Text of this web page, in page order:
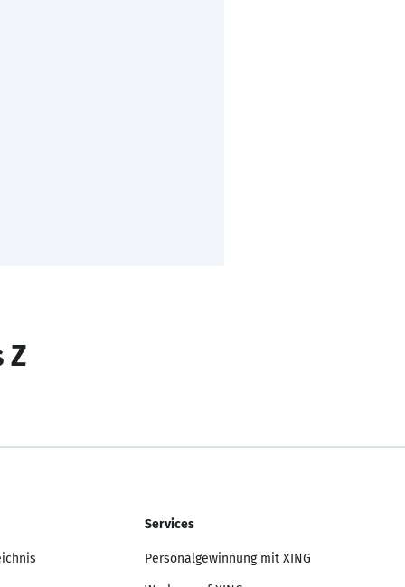
Z
Services
Personalgewinnung mit XING